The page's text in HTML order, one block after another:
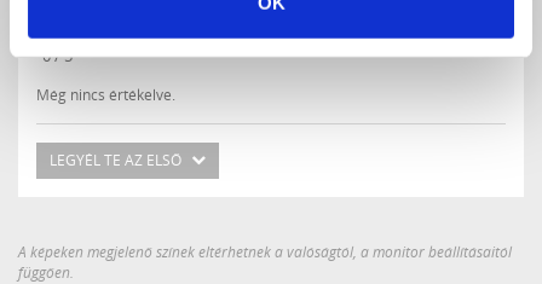
0 / 5
Még nincs értékelve.
LEGYÉL TE AZ ELSŐ
A képeken megjelenő színek eltérhetnek a valóságtól, a monitor beállításaitól
függően.